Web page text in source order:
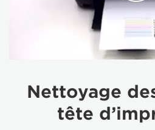
Nettoyage
tête